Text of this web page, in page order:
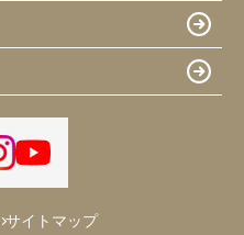
サイトマップ